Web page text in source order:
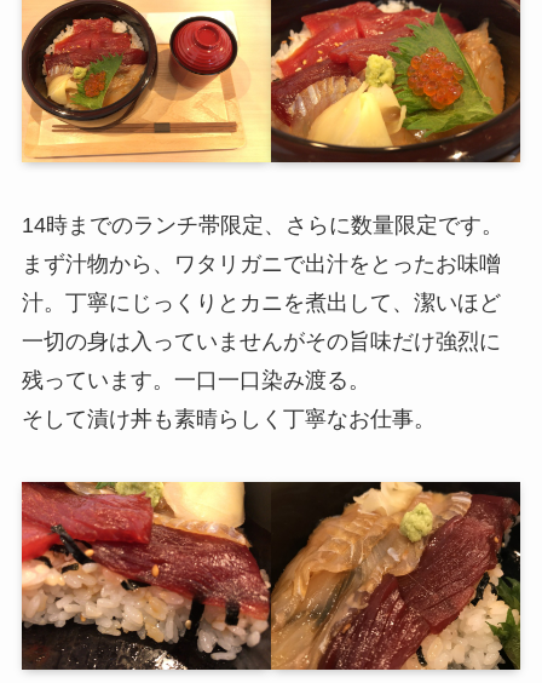
14時までのランチ帯限定、さらに数量限定です。
まず汁物から、ワタリガニで出汁をとったお味噌
汁。丁寧にじっくりとカニを煮出して、潔いほど
一切の身は入っていませんがその旨味だけ強烈に
残っています。一口一口染み渡る。
そして漬け丼も素晴らしく丁寧なお仕事。